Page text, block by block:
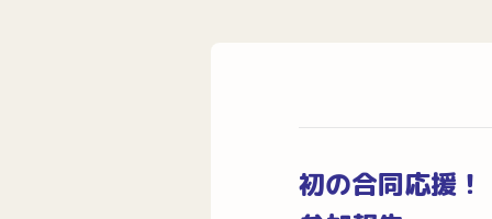
初の合同応援